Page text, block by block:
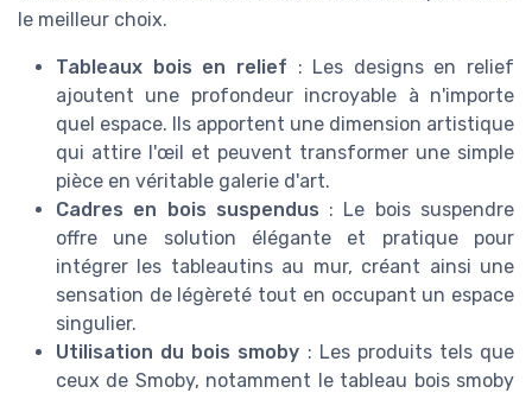
le meilleur choix.
Tableaux bois en relief : Les designs en relief
ajoutent une profondeur incroyable à n'importe
quel espace. Ils apportent une dimension artistique
qui attire l'œil et peuvent transformer une simple
pièce en véritable galerie d'art.
Cadres en bois suspendus : Le bois suspendre
offre une solution élégante et pratique pour
intégrer les tableautins au mur, créant ainsi une
sensation de légèreté tout en occupant un espace
singulier.
Utilisation du bois smoby : Les produits tels que
ceux de Smoby, notamment le tableau bois smoby